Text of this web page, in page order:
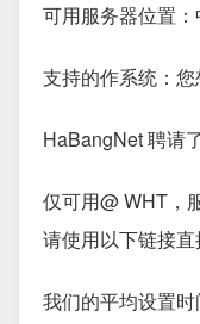
可用服务器位置
支持的作系统：您
HaBangNet 聘请
仅可用@ WHT，
请使用以下链接
我们的平均设置时